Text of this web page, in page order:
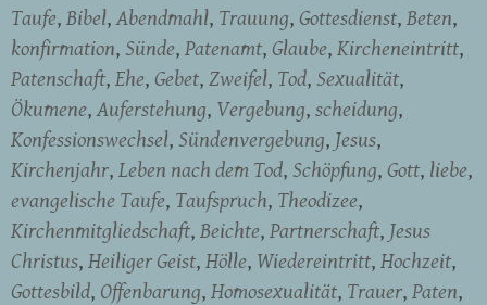
Taufe Bibel Abendmahl Trauung Gottesdienst Beten
konfirmation Sünde Patenamt Glaube Kircheneintritt
Patenschaft Ehe Gebet Zweifel Tod Sexualität
Ökumene Auferstehung Vergebung scheidung
Konfessionswechsel Sündenvergebung Jesus
Kirchenjahr Leben nach dem Tod Schöpfung Gott liebe
evangelische Taufe Taufspruch Theodizee
Kirchenmitgliedschaft Beichte Partnerschaft Jesus
Christus Heiliger Geist Hölle Wiedereintritt Hochzeit
Gottesbild Offenbarung Homosexualität Trauer Paten